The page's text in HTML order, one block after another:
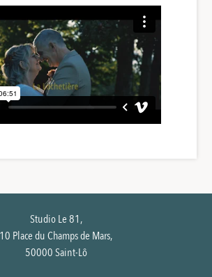
Studio Le 81,
10 Place du Champs de Mars,
50000 Saint-Lô